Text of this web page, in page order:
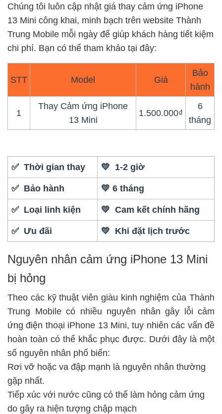
Chúng tôi luôn cập nhật giá thay cảm ứng iPhone
13 Mini công khai, minh bạch trên website Thành
Trung Mobile mỗi ngày để giúp khách hàng tiết kiệm
chi phí. Bạn có thể tham khảo tại đây:
STT Model Giá
Bảo
hành
1
Thay Cảm ứng iPhone
13 Mini
1.500.000₫
6
tháng
✅ Thời gian thay 💛 1-2 giờ
✅ Bảo hành 💛 6 tháng
✅ Loại linh kiện 💛 Cam kết chính hãng
✅ Ưu đãi 💛 Khi đặt lịch trước
Nguyên nhân cảm ứng iPhone 13 Mini
bị hỏng
Theo các kỹ thuật viên giàu kinh nghiệm của Thành
Trung Mobile có nhiều nguyên nhân gây lỗi cảm
ứng điện thoại iPhone 13 Mini, tuy nhiên các vấn đề
hoàn toàn có thể khắc phục được. Dưới đây là một
số nguyên nhân phổ biến:
Rơi vỡ hoặc va đập mạnh là nguyên nhân thường
gặp nhất.
Tiếp xúc với nước cũng có thể làm hỏng cảm ứng
do gây ra hiện tượng chập mạch